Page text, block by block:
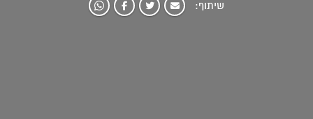
שיתוף: